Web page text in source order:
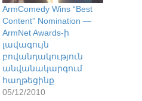
ArmComedy Wins “Best
Content” Nomination —
ArmNet Awards-ի
լավագույն
բովանդակություն
անվանակարգում
հաղթեցինք
05/12/2010